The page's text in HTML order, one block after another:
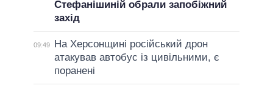
Стефанішиній обрали запобіжний
захід
09:49
На Херсонщині російський дрон
атакував автобус із цивільними, є
поранені